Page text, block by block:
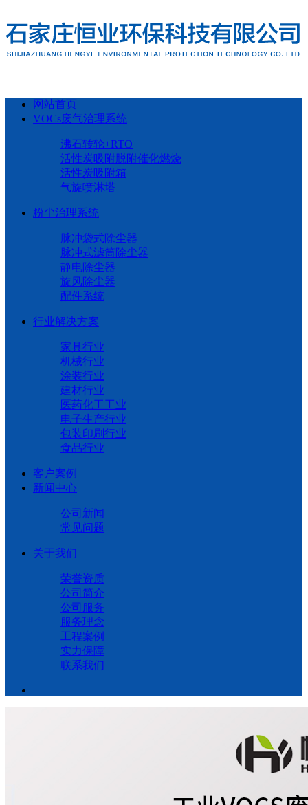
网站首页
VOCs废气治理系统
沸石转轮+RTO
活性炭吸附脱附催化燃烧
活性炭吸附箱
气旋喷淋塔
粉尘治理系统
脉冲袋式除尘器
脉冲式滤筒除尘器
静电除尘器
旋风除尘器
配件系统
行业解决方案
家具行业
机械行业
涂装行业
建材行业
医药化工工业
电子生产行业
包装印刷行业
食品行业
客户案例
新闻中心
公司新闻
常见问题
关于我们
荣誉资质
公司简介
公司服务
服务理念
工程案例
实力保障
联系我们